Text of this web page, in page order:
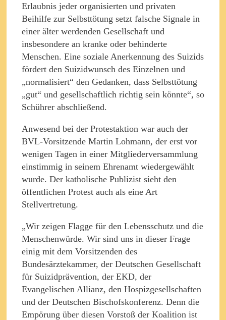
Erlaubnis jeder organisierten und privaten
Beihilfe zur Selbsttötung setzt falsche Signale in
einer älter werdenden Gesellschaft und
insbesondere an kranke oder behinderte
Menschen. Eine soziale Anerkennung des Suizids
fördert den Suizidwunsch des Einzelnen und
„normalisiert“ den Gedanken, dass Selbsttötung
„gut“ und gesellschaftlich richtig sein könnte“, so
Schührer abschließend.
Anwesend bei der Protestaktion war auch der
BVL-Vorsitzende Martin Lohmann, der erst vor
wenigen Tagen in einer Mitgliederversammlung
einstimmig in seinem Ehrenamt wiedergewählt
wurde. Der katholische Publizist sieht den
öffentlichen Protest auch als eine Art
Stellvertretung.
„Wir zeigen Flagge für den Lebensschutz und die
Menschenwürde. Wir sind uns in dieser Frage
einig mit dem Vorsitzenden des
Bundesärztekammer, der Deutschen Gesellschaft
für Suizidprävention, der EKD, der
Evangelischen Allianz, den Hospizgesellschaften
und der Deutschen Bischofskonferenz. Denn die
Empörung über diesen Vorstoß der Koalition ist